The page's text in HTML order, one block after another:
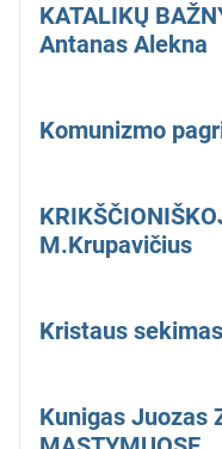
KATALIKŲ
Antanas Alekna
Komunizmo
M.Krupavičius
Kristaus sekimas
Kunigas Juozas